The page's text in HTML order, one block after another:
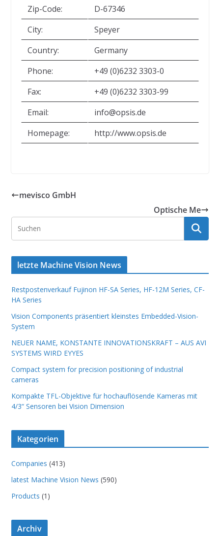
Zip-Code:
D-67346
City:
Speyer
Country:
Germany
Phone:
+49 (0)6232 3303-0
Fax:
+49 (0)6232 3303-99
Email:
info@opsis.de
Homepage:
http://www.opsis.de
mevisco GmbH
Optische Me
letzte Machine Vision News
Restpostenverkauf Fujinon HF-SA Series, HF-12M Series, CF-
HA Series
Vision Components präsentiert kleinstes Embedded-Vision-
System
NEUER NAME, KONSTANTE INNOVATIONSKRAFT – AUS AVI
SYSTEMS WIRD EYYES
Compact system for precision positioning of industrial
cameras
Kompakte TFL-Objektive für hochauflösende Kameras mit
4/3“ Sensoren bei Vision Dimension
Kategorien
Companies (413)
latest Machine Vision News (590)
Products (1)
Archiv